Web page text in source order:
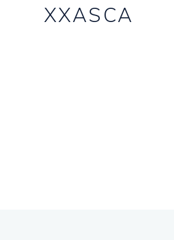
XXASCA